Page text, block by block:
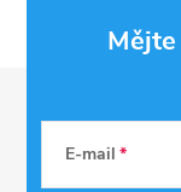
E-mail